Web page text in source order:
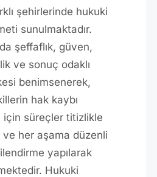
şehirlerinde hukuki
sunulmaktadır.
şeffaflık, güven,
ve sonuç odaklı
benimsenerek,
hak kaybı
için süreçler titizlikle
her aşama düzenli
yapılarak
Hukuki